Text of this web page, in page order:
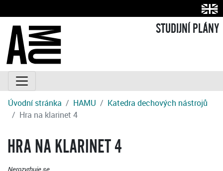
STUDIJNÍ PLÁNY
Úvodní stránka HAMU
Katedra dechových nástrojů
Hra na klarinet 4
HRA NA KLARINET 4
Nerozvrhuje se